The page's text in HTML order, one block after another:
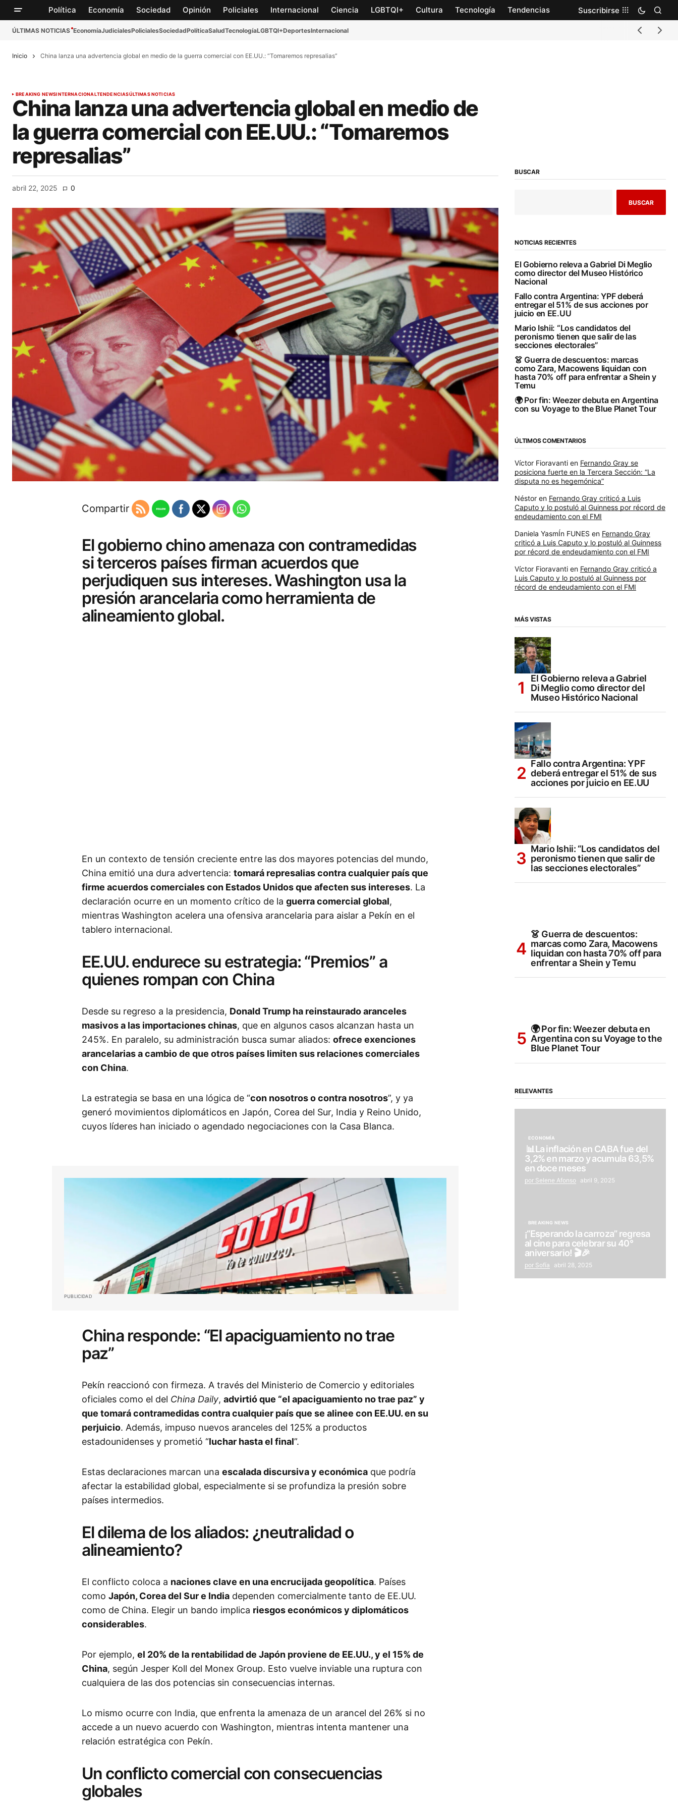
Política Economía Sociedad Opinión Policiales Internacional Ciencia LGBTQI+ Cultura Tecnología Tendencias Suscribirse
ÚLTIMAS NOTICIAS EconomíaJudicialesPolicialesSociedadPolíticaSaludTecnologíaLGBTQI+DeportesInternacional
Inicio China lanza una advertencia global en medio de la guerra comercial con EE.UU.: “Tomaremos represalias”
BREAKING NEWSINTERNACIONALTENDENCIASÚLTIMAS NOTICIAS
China lanza una advertencia global en medio de
la guerra comercial con EE.UU.: “Tomaremos
represalias”
abril 22, 2025 0
Compartir
El gobierno chino amenaza con contramedidas
si terceros países firman acuerdos que
perjudiquen sus intereses. Washington usa la
presión arancelaria como herramienta de
alineamiento global.
En un contexto de tensión creciente entre las dos mayores potencias del mundo,
China emitió una dura advertencia: tomará represalias contra cualquier país que
firme acuerdos comerciales con Estados Unidos que afecten sus intereses. La
declaración ocurre en un momento crítico de la guerra comercial global,
mientras Washington acelera una ofensiva arancelaria para aislar a Pekín en el
tablero internacional.
EE.UU. endurece su estrategia: “Premios” a
quienes rompan con China
Desde su regreso a la presidencia, Donald Trump ha reinstaurado aranceles
masivos a las importaciones chinas, que en algunos casos alcanzan hasta un
245%. En paralelo, su administración busca sumar aliados: ofrece exenciones
arancelarias a cambio de que otros países limiten sus relaciones comerciales
con China.
La estrategia se basa en una lógica de “con nosotros o contra nosotros”, y ya
generó movimientos diplomáticos en Japón, Corea del Sur, India y Reino Unido,
cuyos líderes han iniciado o agendado negociaciones con la Casa Blanca.
PUBLICIDAD
China responde: “El apaciguamiento no trae
paz”
Pekín reaccionó con firmeza. A través del Ministerio de Comercio y editoriales
oficiales como el del China Daily, advirtió que “el apaciguamiento no trae paz” y
que tomará contramedidas contra cualquier país que se alinee con EE.UU. en su
perjuicio. Además, impuso nuevos aranceles del 125% a productos
estadounidenses y prometió “luchar hasta el final”.
Estas declaraciones marcan una escalada discursiva y económica que podría
afectar la estabilidad global, especialmente si se profundiza la presión sobre
países intermedios.
El dilema de los aliados: ¿neutralidad o
alineamiento?
El conflicto coloca a naciones clave en una encrucijada geopolítica. Países
como Japón, Corea del Sur e India dependen comercialmente tanto de EE.UU.
como de China. Elegir un bando implica riesgos económicos y diplomáticos
considerables.
Por ejemplo, el 20% de la rentabilidad de Japón proviene de EE.UU., y el 15% de
China, según Jesper Koll del Monex Group. Esto vuelve inviable una ruptura con
cualquiera de las dos potencias sin consecuencias internas.
Lo mismo ocurre con India, que enfrenta la amenaza de un arancel del 26% si no
accede a un nuevo acuerdo con Washington, mientras intenta mantener una
relación estratégica con Pekín.
Un conflicto comercial con consecuencias
globales
BUSCAR
BUSCAR
NOTICIAS RECIENTES
El Gobierno releva a Gabriel Di Meglio
como director del Museo Histórico
Nacional
Fallo contra Argentina: YPF deberá
entregar el 51% de sus acciones por
juicio en EE.UU
Mario Ishii: “Los candidatos del
peronismo tienen que salir de las
secciones electorales”
👗 Guerra de descuentos: marcas
como Zara, Macowens liquidan con
hasta 70% off para enfrentar a Shein y
Temu
🌍 Por fin: Weezer debuta en Argentina
con su Voyage to the Blue Planet Tour
ÚLTIMOS COMENTARIOS
Víctor Fioravanti en Fernando Gray se
posiciona fuerte en la Tercera Sección: “La
disputa no es hegemónica”
Néstor en Fernando Gray criticó a Luis
Caputo y lo postuló al Guinness por récord de
endeudamiento con el FMI
Daniela YasmÍn FUNES en Fernando Gray
criticó a Luis Caputo y lo postuló al Guinness
por récord de endeudamiento con el FMI
Víctor Fioravanti en Fernando Gray criticó a
Luis Caputo y lo postuló al Guinness por
récord de endeudamiento con el FMI
MÁS VISTAS
El Gobierno releva a Gabriel
Di Meglio como director del
Museo Histórico Nacional
Fallo contra Argentina: YPF
deberá entregar el 51% de sus
acciones por juicio en EE.UU
Mario Ishii: “Los candidatos del
peronismo tienen que salir de
las secciones electorales”
👗 Guerra de descuentos:
marcas como Zara, Macowens
liquidan con hasta 70% off para
enfrentar a Shein y Temu
🌍 Por fin: Weezer debuta en
Argentina con su Voyage to the
Blue Planet Tour
RELEVANTES
ECONOMÍA
📊La inflación en CABA fue del
3,2% en marzo y acumula 63,5%
en doce meses
por Selene Afonso abril 9, 2025
BREAKING NEWS
¡“Esperando la carroza” regresa
al cine para celebrar su 40°
aniversario! 🎬🎉
por Sofía abril 28, 2025